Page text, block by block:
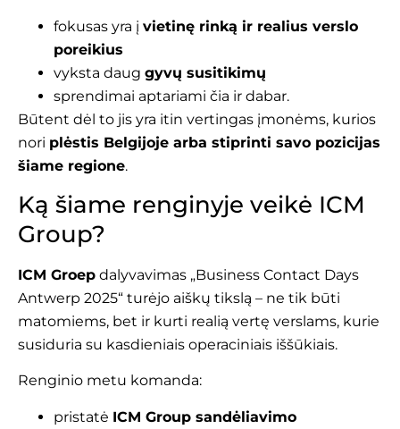
fokusas yra į vietinę rinką ir realius verslo
poreikius
vyksta daug gyvų susitikimų
sprendimai aptariami čia ir dabar.
Būtent dėl to jis yra itin vertingas įmonėms, kurios
nori plėstis Belgijoje arba stiprinti savo pozicijas
šiame regione.
Ką šiame renginyje veikė ICM
Group?
ICM Groep dalyvavimas „Business Contact Days
Antwerp 2025“ turėjo aiškų tikslą – ne tik būti
matomiems, bet ir kurti realią vertę verslams, kurie
susiduria su kasdieniais operaciniais iššūkiais.
Renginio metu komanda:
pristatė ICM Group sandėliavimo